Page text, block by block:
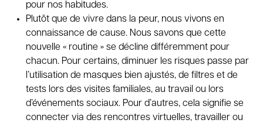
pour nos habitudes.
Plutôt que de vivre dans la peur, nous vivons en
connaissance de cause. Nous savons que cette
nouvelle « routine » se décline différemment pour
chacun. Pour certains, diminuer les risques passe par
l’utilisation de masques bien ajustés, de filtres et de
tests lors des visites familiales, au travail ou lors
d’événements sociaux. Pour d’autres, cela signifie se
connecter via des rencontres virtuelles, travailler ou